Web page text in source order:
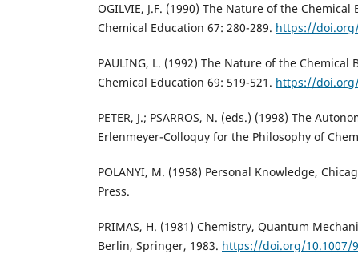
OGILVIE, J.F. (1990) The Nature of the Chemical
Chemical Education 67: 280-289. https://
PAULING, L. (1992) The Nature of the Chemical
Chemical Education 69: 519-521. https://
PETER, J.; PSARROS, N. (eds.) (1998) The
Erlenmeyer-Colloquy for the Philosophy of
POLANYI, M. (1958) Personal Knowledge,
Press.
PRIMAS, H. (1981) Chemistry, Quantum
Berlin, Springer, 1983. https://doi.org/10.1007/